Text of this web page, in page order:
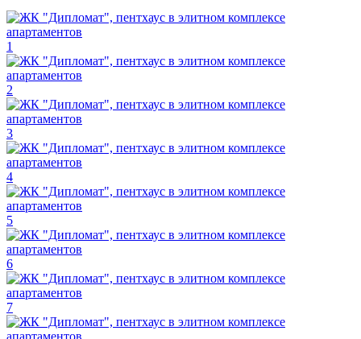
1
2
3
4
5
6
7